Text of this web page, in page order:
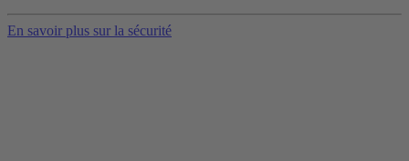
En savoir plus sur la sécurité